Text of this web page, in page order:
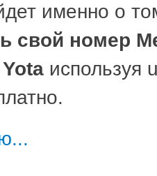
именно о
свой номер
используя